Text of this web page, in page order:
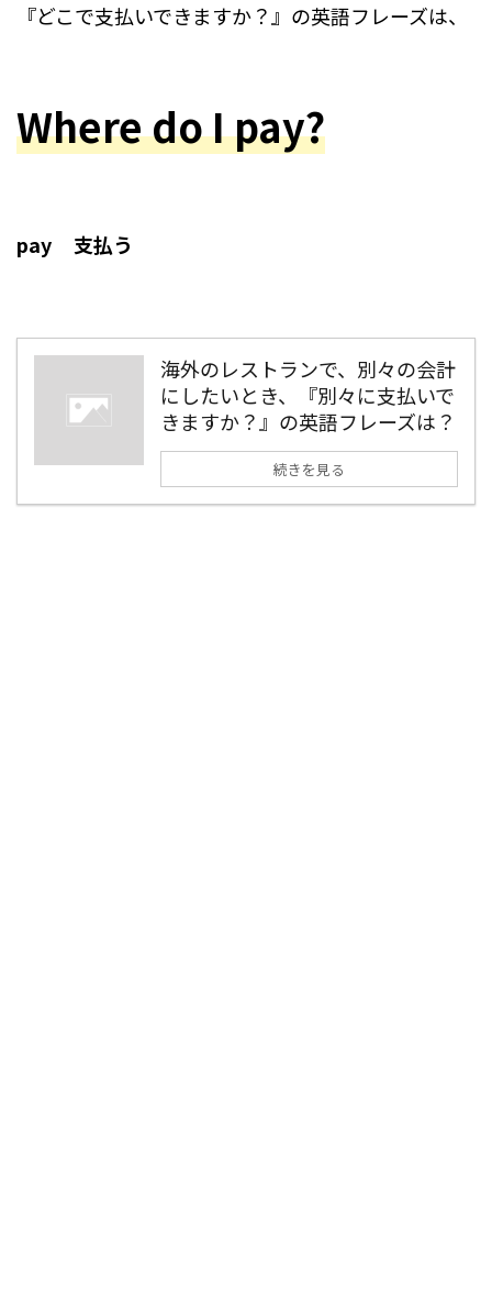
『どこで支払いできますか？』の英語フレーズは、
Where do I pay?
pay 支払う
海外のレストランで、別々の会計
にしたいとき、『別々に支払いで
きますか？』の英語フレーズは？
続きを見る